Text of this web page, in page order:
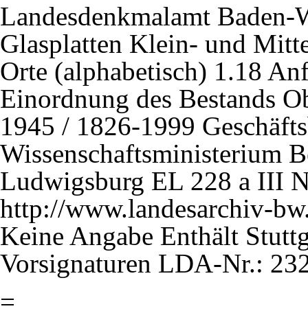
Landesdenkmalamt
Glasplatten Klein- und
Orte (alphabetisch) 1.18
Einordnung des Bestands
1945 / 1826-1999
Wissenschaftsministerium
Ludwigsburg EL 228 a III
http://www.landesarchiv-
Keine Angabe Enthält
Vorsignaturen LDA-Nr.:
=